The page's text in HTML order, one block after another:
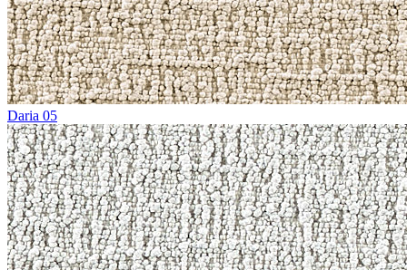
Daria 05